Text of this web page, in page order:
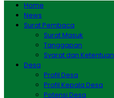
Home
News
Surat Pembaca
Surat Masuk
Tanggapan
Syarat dan Ketentuan
Desa
Profil Desa
Profil Kepala Desa
Potensi Desa